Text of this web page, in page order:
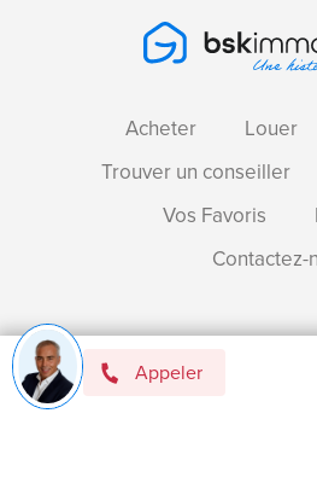
Appeler
Acheter Louer
Trouver un conseiller
Vos Favoris
Contactez-
Devenir mandataire